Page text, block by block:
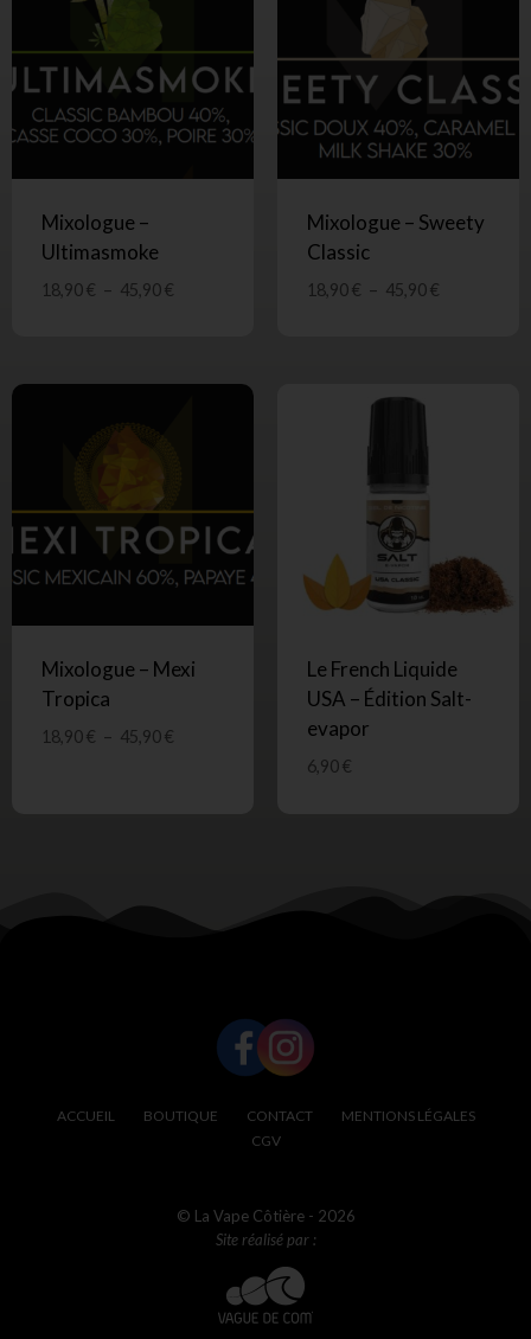
Mixologue –
Ultimasmoke
18,90€ – 45,90€
Mixologue – Sweety
Classic
18,90€ – 45,90€
Mixologue – Mexi
Tropica
18,90€ – 45,90€
Le French Liquide
USA – Édition Salt-
evapor
6,90€
ACCUEIL BOUTIQUE CONTACT
MENTIONS LÉGALES
CGV
© La Vape Côtière - 2026
Site réalisé par :